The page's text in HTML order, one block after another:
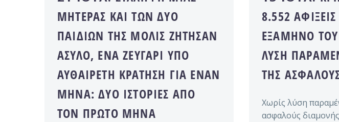
ΜΗΤΈΡΑΣ ΚΑΙ ΤΩΝ ΔΎΟ
ΠΑΙΔΙΏΝ ΤΗΣ ΜΌΛΙΣ ΖΉΤΗΣΑΝ
ΆΣΥΛΟ, ΈΝΑ ΖΕΥΓΆΡΙ ΥΠΌ
ΑΥΘΑΊΡΕΤΗ ΚΡΆΤΗΣΗ ΓΙΑ ΈΝΑΝ
ΜΉΝΑ: ΔΎΟ ΙΣΤΟΡΊΕΣ ΑΠΌ
ΤΟΝ ΠΡΏΤΟ ΜΉΝΑ
8.552
ΕΞΆΜΗΝΟ ΤΟΥ
ΛΎΣΗ
ΤΗΣ
Χωρίς λύση
ασφαλούς διαμονής